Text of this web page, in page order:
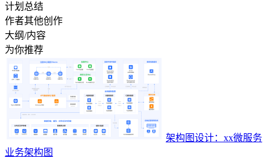
计划总结
作者其他创作
大纲/内容
为你推荐
架构图设计：xx微服务
业务架构图